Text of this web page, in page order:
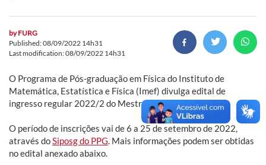
byFURG
Published: 08/09/2022 14h31
Last modification: 08/09/2022 14h31
O Programa de Pós-graduação em Física do Instituto de
Matemática, Estatística e Física (Imef) divulga edital de
ingresso regular 2022/2 do Mestrado em Física.
O período de inscrições vai de 6 a 25 de setembro de 2022,
através do Siposg do PPG . Mais informações podem ser obtidas
no edital anexado abaixo.